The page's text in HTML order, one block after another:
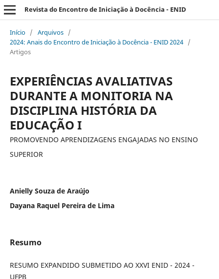
Revista do Encontro de Iniciação à Docência - ENID
Início / Arquivos /
2024: Anais do Encontro de Iniciação à Docência - ENID 2024 /
Artigos
EXPERIÊNCIAS AVALIATIVAS
DURANTE A MONITORIA NA
DISCIPLINA HISTÓRIA DA
EDUCAÇÃO I
PROMOVENDO APRENDIZAGENS ENGAJADAS NO ENSINO
SUPERIOR
Anielly Souza de Araújo
Dayana Raquel Pereira de Lima
Resumo
RESUMO EXPANDIDO SUBMETIDO AO XXVI ENID - 2024 -
UFPB